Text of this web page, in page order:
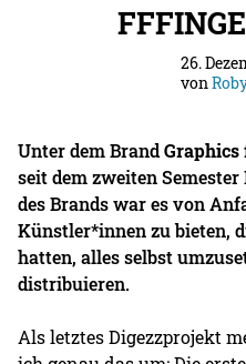
26.
von
Unter dem Brand
seit dem zweiten
des Brands war es von
Künstler*innen zu bieten,
hatten, alles selbst
distribuieren.
Als letztes Digezzprojekt